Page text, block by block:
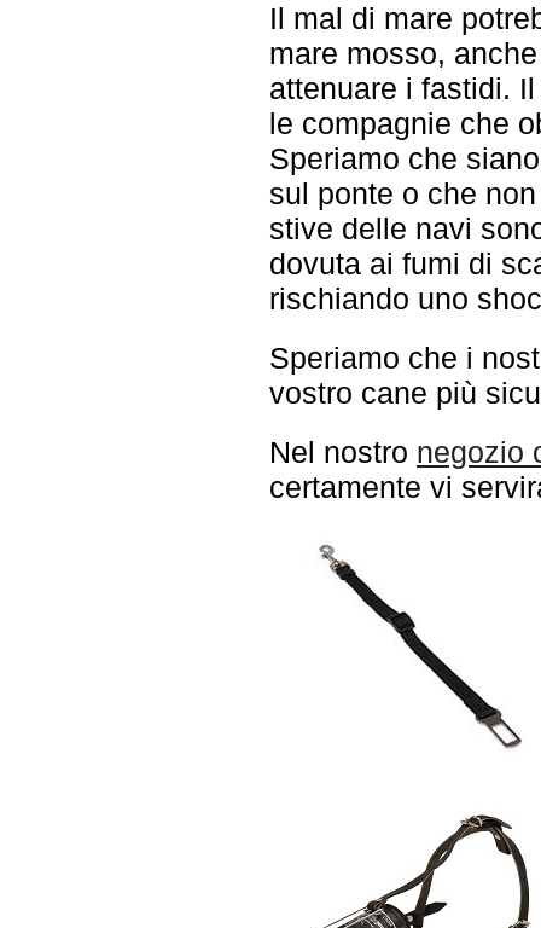
Il mal di mare
mare mosso,
attenuare i fastidi.
le compagnie che
Speriamo che
sul ponte o che
stive delle navi
dovuta ai fumi di
rischiando uno
Speriamo che i
vostro cane più
Nel nostro negozio
certamente vi